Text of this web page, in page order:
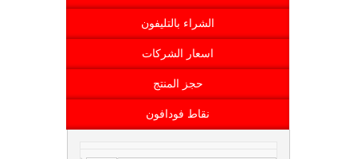
الشراء بالتليفون
اسعار الشركات
حجز المنتج
نقاط فودافون